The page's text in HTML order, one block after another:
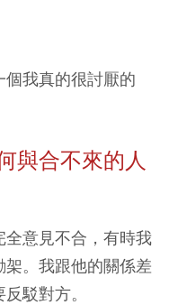
我真的很討厭的
與合不來的人
意見不合，有時我
。我跟他的關係差
駁對方。